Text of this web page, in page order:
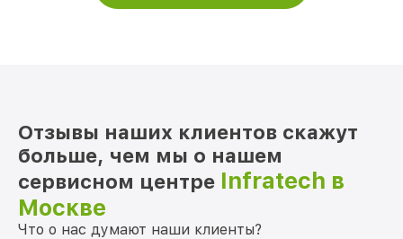
Отзывы наших клиентов скажут
больше, чем мы о нашем
сервисном центре Infratech в
Москве
Что о нас думают наши клиенты?